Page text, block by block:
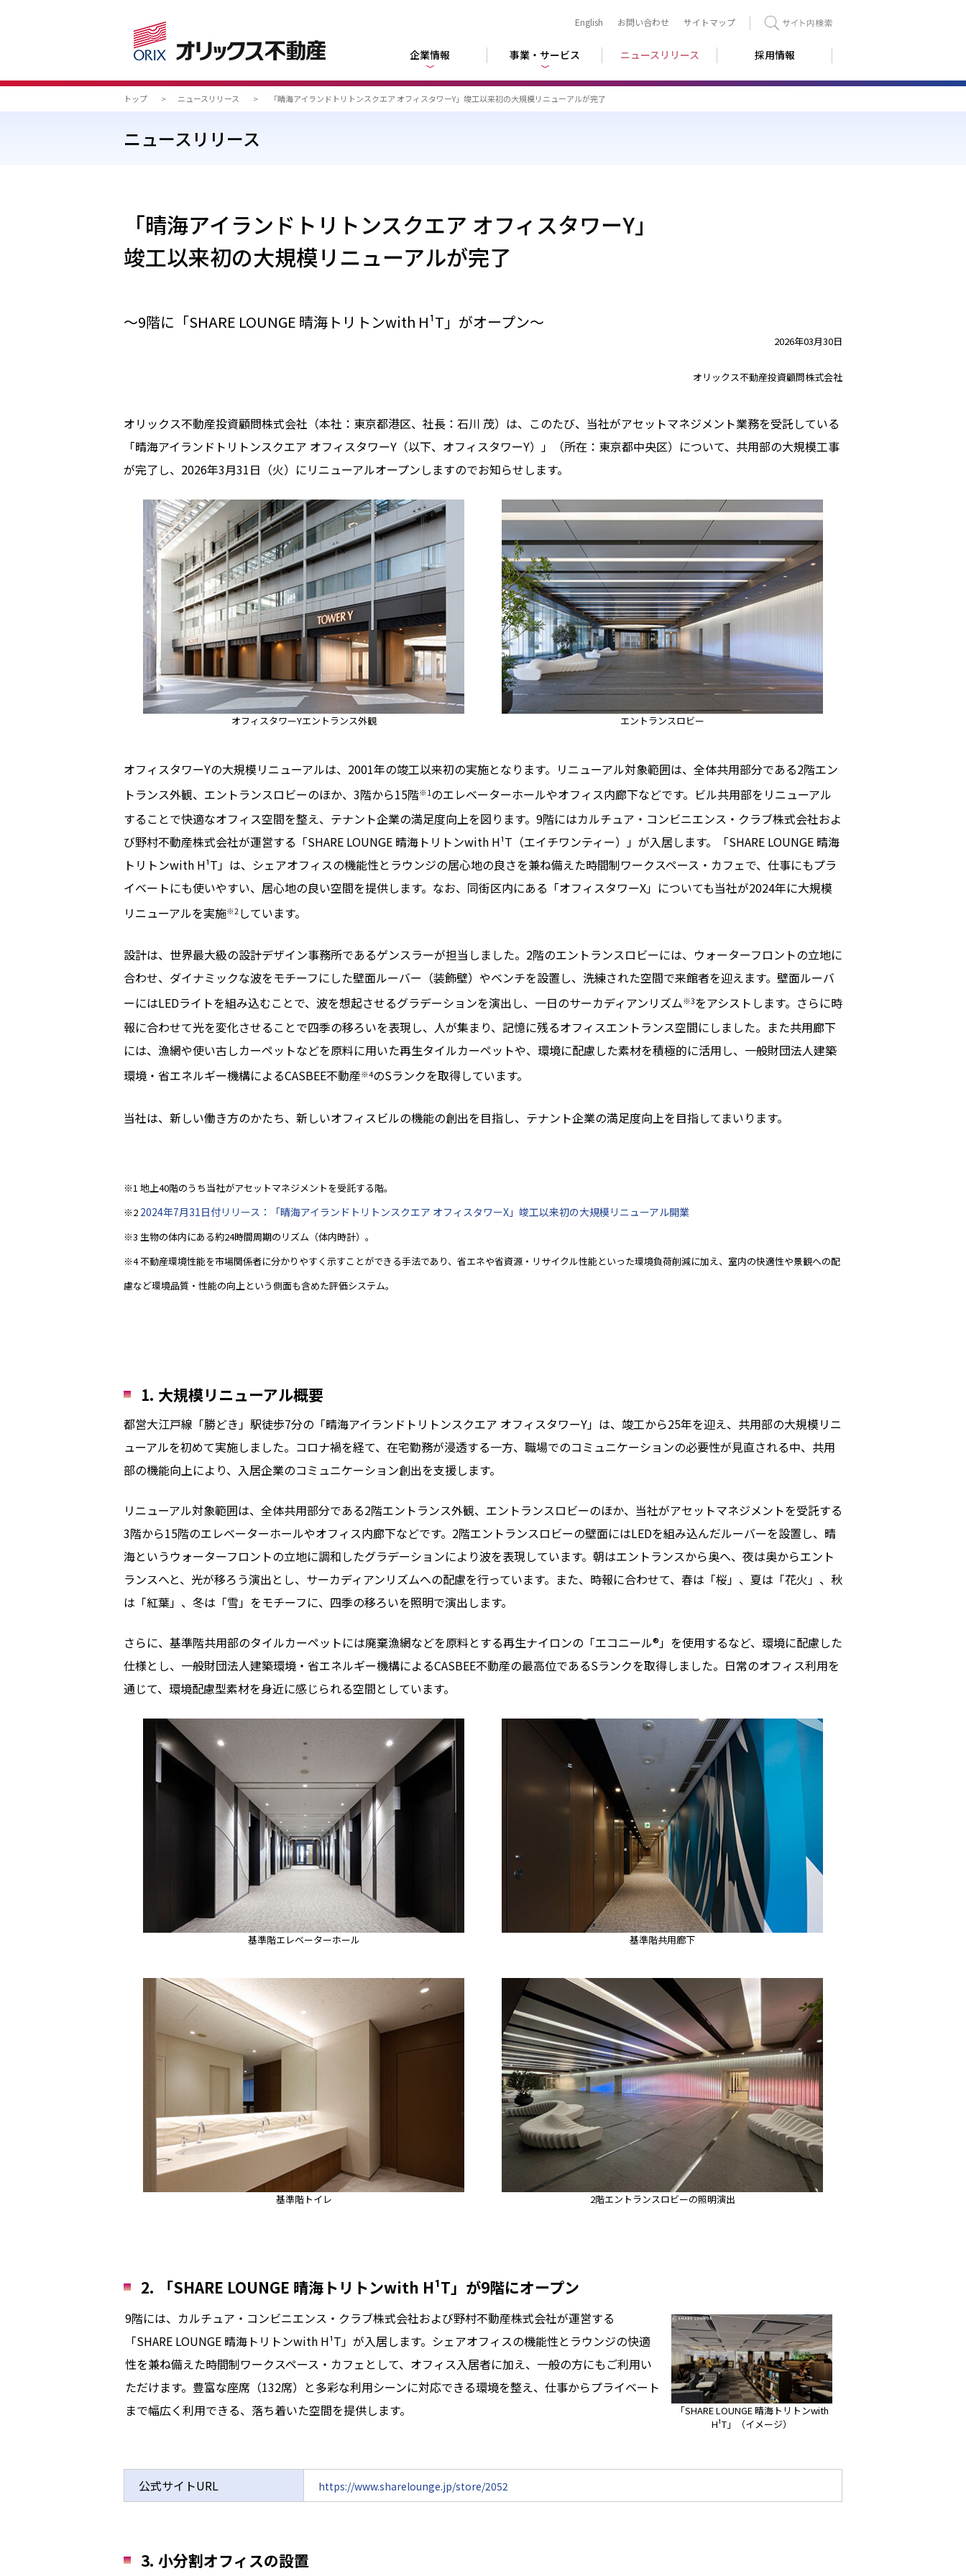
English お問い合わせ サイトマップ
企業情報 事業・サービス ニュースリリース 採用情報
トップ > ニュースリリース > 「晴海アイランドトリトンスクエア オフィスタワーY」竣工以来初の大規模リニューアルが完了
ニュースリリース
「晴海アイランドトリトンスクエア オフィスタワーY」
竣工以来初の大規模リニューアルが完了
～9階に「SHARE LOUNGE 晴海トリトンwith H¹T」がオープン～
2026年03月30日
オリックス不動産投資顧問株式会社
オリックス不動産投資顧問株式会社（本社：東京都港区、社長：石川 茂）は、このたび、当社がアセットマネジメント業務を受託している
「晴海アイランドトリトンスクエア オフィスタワーY（以下、オフィスタワーY）」（所在：東京都中央区）について、共用部の大規模工事
が完了し、2026年3月31日（火）にリニューアルオープンしますのでお知らせします。
オフィスタワーYエントランス外観 エントランスロビー
オフィスタワーYの大規模リニューアルは、2001年の竣工以来初の実施となります。リニューアル対象範囲は、全体共用部分である2階エン
トランス外観、エントランスロビーのほか、3階から15階※1のエレベーターホールやオフィス内廊下などです。ビル共用部をリニューアル
することで快適なオフィス空間を整え、テナント企業の満足度向上を図ります。9階にはカルチュア・コンビニエンス・クラブ株式会社およ
び野村不動産株式会社が運営する「SHARE LOUNGE 晴海トリトンwith H¹T（エイチワンティー）」が入居します。「SHARE LOUNGE 晴海
トリトンwith H¹T」は、シェアオフィスの機能性とラウンジの居心地の良さを兼ね備えた時間制ワークスペース・カフェで、仕事にもプラ
イベートにも使いやすい、居心地の良い空間を提供します。なお、同街区内にある「オフィスタワーX」についても当社が2024年に大規模
リニューアルを実施※2 しています。
設計は、世界最大級の設計デザイン事務所であるゲンスラーが担当しました。2階のエントランスロビーには、ウォーターフロントの立地に
合わせ、ダイナミックな波をモチーフにした壁面ルーバー（装飾壁）やベンチを設置し、洗練された空間で来館者を迎えます。壁面ルーバ
ーにはLEDライトを組み込むことで、波を想起させるグラデーションを演出し、一日のサーカディアンリズム※3をアシストします。さらに時
報に合わせて光を変化させることで四季の移ろいを表現し、人が集まり、記憶に残るオフィスエントランス空間にしました。また共用廊下
には、漁網や使い古しカーペットなどを原料に用いた再生タイルカーペットや、環境に配慮した素材を積極的に活用し、一般財団法人建築
環境・省エネルギー機構によるCASBEE不動産※4のSランクを取得しています。
当社は、新しい働き方のかたち、新しいオフィスビルの機能の創出を目指し、テナント企業の満足度向上を目指してまいります。
※1 地上40階のうち当社がアセットマネジメントを受託する階。
※2 2024年7月31日付リリース：「晴海アイランドトリトンスクエア オフィスタワーX」竣工以来初の大規模リニューアル開業
※3 生物の体内にある約24時間周期のリズム（体内時計）。
※4 不動産環境性能を市場関係者に分かりやすく示すことができる手法であり、省エネや省資源・リサイクル性能といった環境負荷削減に加え、室内の快適性や景観への配
慮など環境品質・性能の向上という側面も含めた評価システム。
1. 大規模リニューアル概要
都営大江戸線「勝どき」駅徒歩7分の「晴海アイランドトリトンスクエア オフィスタワーY」は、竣工から25年を迎え、共用部の大規模リニ
ューアルを初めて実施しました。コロナ禍を経て、在宅勤務が浸透する一方、職場でのコミュニケーションの必要性が見直される中、共用
部の機能向上により、入居企業のコミュニケーション創出を支援します。
リニューアル対象範囲は、全体共用部分である2階エントランス外観、エントランスロビーのほか、当社がアセットマネジメントを受託する
3階から15階のエレベーターホールやオフィス内廊下などです。2階エントランスロビーの壁面にはLEDを組み込んだルーバーを設置し、晴
海というウォーターフロントの立地に調和したグラデーションにより波を表現しています。朝はエントランスから奥へ、夜は奥からエント
ランスへと、光が移ろう演出とし、サーカディアンリズムへの配慮を行っています。また、時報に合わせて、春は「桜」、夏は「花火」、秋
は「紅葉」、冬は「雪」をモチーフに、四季の移ろいを照明で演出します。
さらに、基準階共用部のタイルカーペットには廃棄漁網などを原料とする再生ナイロンの「エコニール®」を使用するなど、環境に配慮した
仕様とし、一般財団法人建築環境・省エネルギー機構によるCASBEE不動産の最高位であるSランクを取得しました。日常のオフィス利用を
通じて、環境配慮型素材を身近に感じられる空間としています。
基準階エレベーターホール 基準階共用廊下
基準階トイレ 2階エントランスロビーの照明演出
2. 「SHARE LOUNGE 晴海トリトンwith H¹T」が9階にオープン
9階には、カルチュア・コンビニエンス・クラブ株式会社および野村不動産株式会社が運営する
「SHARE LOUNGE 晴海トリトンwith H¹T」が入居します。シェアオフィスの機能性とラウンジの快適
性を兼ね備えた時間制ワークスペース・カフェとして、オフィス入居者に加え、一般の方にもご利用い
ただけます。豊富な座席（132席）と多彩な利用シーンに対応できる環境を整え、仕事からプライベート
まで幅広く利用できる、落ち着いた空間を提供します。
「SHARE LOUNGE 晴海トリトンwith
H¹T」（イメージ）
公式サイトURL https://www.sharelounge.jp/store/2052
3. 小分割オフィスの設置